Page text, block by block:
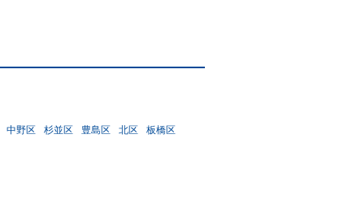
中野区 杉並区 豊島区 北区
板橋区